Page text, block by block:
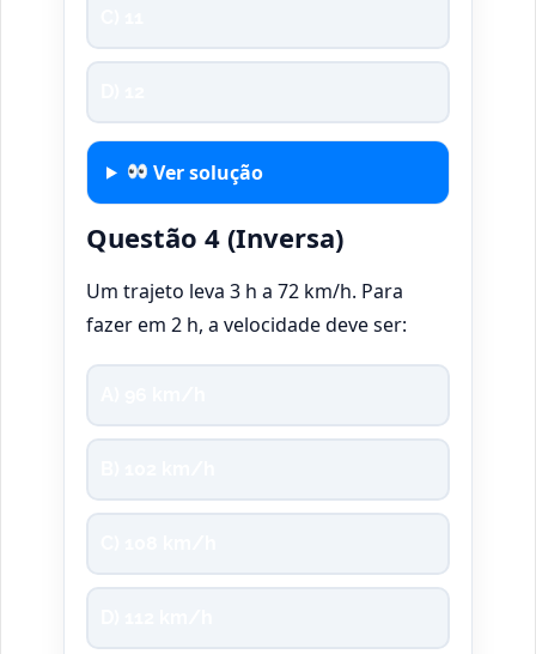
Ver solução
Questão 4 (Inversa)
Um trajeto leva 3 h a 72 km/h. Para
fazer em 2 h, a velocidade deve ser: